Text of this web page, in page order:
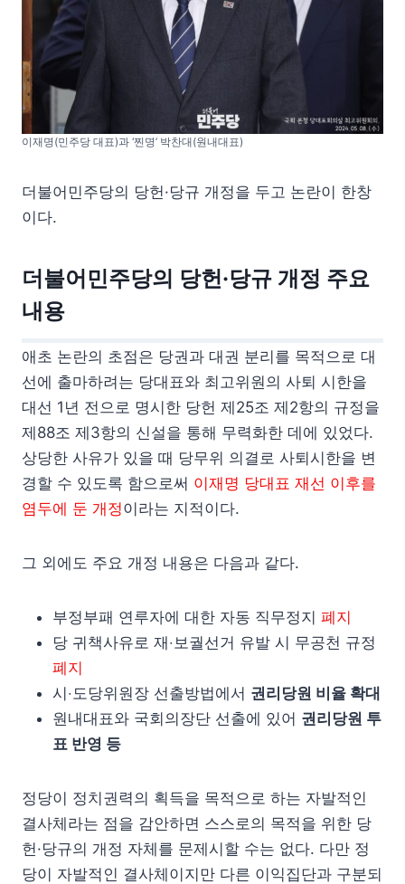
이재명(민주당 대표)과 ‘찐명’ 박찬대(원내대표)
더불어민주당의 당헌·당규 개정을 두고 논란이 한창
이다.
더불어민주당의 당헌·당규 개정 주요
내용
애초 논란의 초점은 당권과 대권 분리를 목적으로 대
선에 출마하려는 당대표와 최고위원의 사퇴 시한을
대선 1년 전으로 명시한 당헌 제25조 제2항의 규정을
제88조 제3항의 신설을 통해 무력화한 데에 있었다.
상당한 사유가 있을 때 당무위 의결로 사퇴시한을 변
경할 수 있도록 함으로써 이재명 당대표 재선 이후를
염두에 둔 개정이라는 지적이다.
그 외에도 주요 개정 내용은 다음과 같다.
부정부패 연루자에 대한 자동 직무정지 폐지
당 귀책사유로 재‧보궐선거 유발 시 무공천 규정
폐지
시‧도당위원장 선출방법에서 권리당원 비율 확대
원내대표와 국회의장단 선출에 있어 권리당원 투
표 반영 등
정당이 정치권력의 획득을 목적으로 하는 자발적인
결사체라는 점을 감안하면 스스로의 목적을 위한 당
헌·당규의 개정 자체를 문제시할 수는 없다. 다만 정
당이 자발적인 결사체이지만 다른 이익집단과 구분되